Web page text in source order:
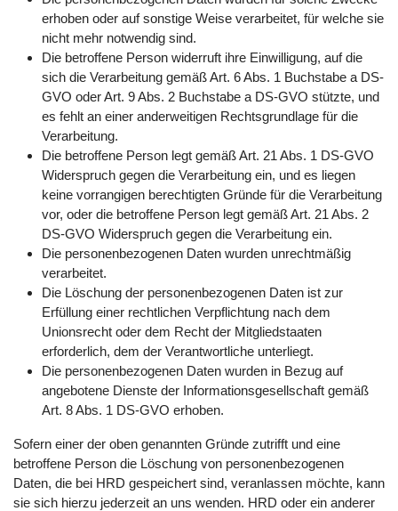
erhoben oder auf sonstige Weise verarbeitet, für welche sie
nicht mehr notwendig sind.
Die betroffene Person widerruft ihre Einwilligung, auf die
sich die Verarbeitung gemäß Art. 6 Abs. 1 Buchstabe a DS-
GVO oder Art. 9 Abs. 2 Buchstabe a DS-GVO stützte, und
es fehlt an einer anderweitigen Rechtsgrundlage für die
Verarbeitung.
Die betroffene Person legt gemäß Art. 21 Abs. 1 DS-GVO
Widerspruch gegen die Verarbeitung ein, und es liegen
keine vorrangigen berechtigten Gründe für die Verarbeitung
vor, oder die betroffene Person legt gemäß Art. 21 Abs. 2
DS-GVO Widerspruch gegen die Verarbeitung ein.
Die personenbezogenen Daten wurden unrechtmäßig
verarbeitet.
Die Löschung der personenbezogenen Daten ist zur
Erfüllung einer rechtlichen Verpflichtung nach dem
Unionsrecht oder dem Recht der Mitgliedstaaten
erforderlich, dem der Verantwortliche unterliegt.
Die personenbezogenen Daten wurden in Bezug auf
angebotene Dienste der Informationsgesellschaft gemäß
Art. 8 Abs. 1 DS-GVO erhoben.
Sofern einer der oben genannten Gründe zutrifft und eine
betroffene Person die Löschung von personenbezogenen
Daten, die bei HRD gespeichert sind, veranlassen möchte, kann
sie sich hierzu jederzeit an uns wenden. HRD oder ein anderer